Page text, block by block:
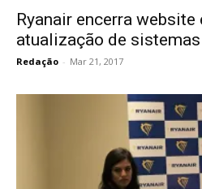
Ryanair encerra website
atualização de sistemas
Redação - Mar 21, 2017